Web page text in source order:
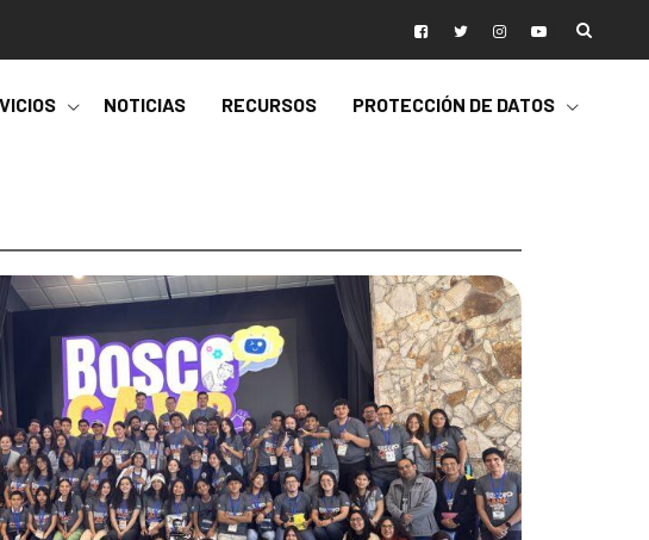
NOTICIAS RECURSOS PROTECCIÓN DE DATOS